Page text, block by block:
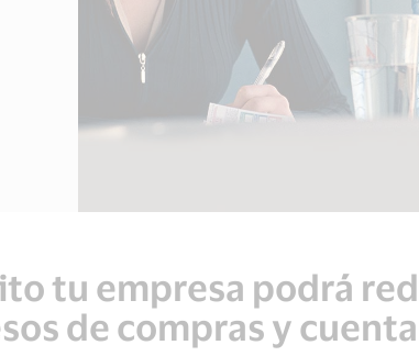
tu empresa podrá
de compras y